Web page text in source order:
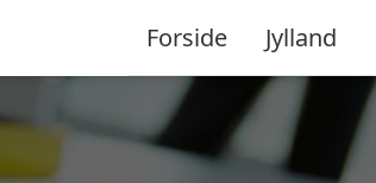
Forside Jylland